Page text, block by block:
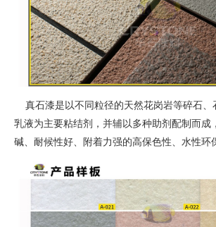
真石漆是以不同粒径的天然花岗岩等碎石、
乳液为主要粘结剂，并辅以多种助剂配制而成
碱、耐候性好、附着力强的高保色性、水性环